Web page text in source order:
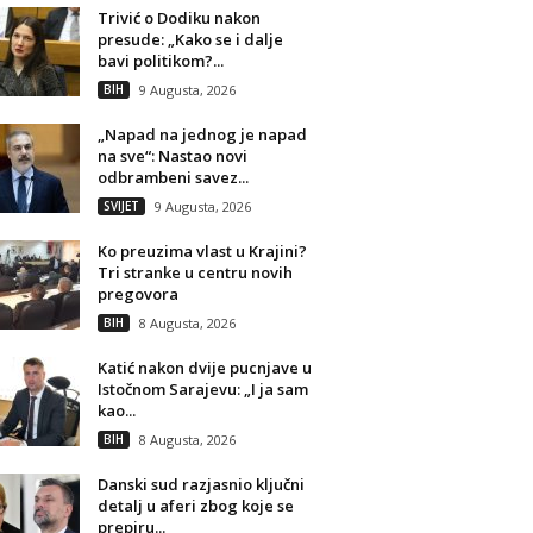
Trivić o Dodiku nakon
presude: „Kako se i dalje
bavi politikom?...
BIH 9 Augusta, 2026
„Napad na jednog je napad
na sve“: Nastao novi
odbrambeni savez...
SVIJET 9 Augusta, 2026
Ko preuzima vlast u Krajini?
Tri stranke u centru novih
pregovora
BIH 8 Augusta, 2026
Katić nakon dvije pucnjave u
Istočnom Sarajevu: „I ja sam
kao...
BIH 8 Augusta, 2026
Danski sud razjasnio ključni
detalj u aferi zbog koje se
prepiru...